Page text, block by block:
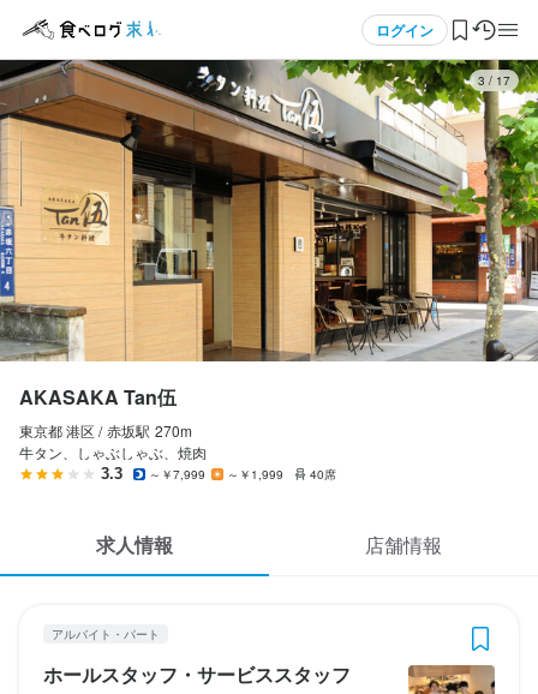
ログイン
ログイン・無料会員登録
食べログ求人TOP
求人検索
マイページ管理
気になる求人
検索履歴・保存した条件
応募履歴
3 / 17
AKASAKA Tan伍
東京都 港区 / 赤坂駅 270m
牛タン、しゃぶしゃぶ、焼肉
3.3 ～￥7,999 ～￥1,999 40席
求人情報 店舗情報
アルバイト・パート
ホールスタッフ・サービススタッフ
アルバイト・パート AKASAKA Tan伍
ホールスタッフ・サービススタッフ
応募画面へ進む